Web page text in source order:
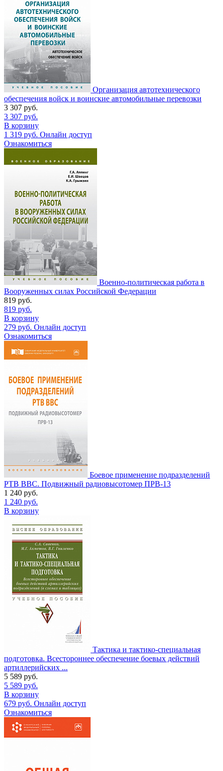
Организация автотехнического
обеспечения войск и воинские автомобильные перевозки
3 307 руб.
3 307 руб.
В корзину
1 319 руб. Онлайн доступ
Ознакомиться
Военно-политическая работа в
Вооруженных силах Российской Федерации
819 руб.
819 руб.
В корзину
279 руб. Онлайн доступ
Ознакомиться
Боевое применение подразделений
РТВ ВВС. Подвижный радиовысотомер ПРВ-13
1 240 руб.
1 240 руб.
В корзину
Тактика и тактико-специальная
подготовка. Всестороннее обеспечение боевых действий
артиллерийских ...
5 589 руб.
5 589 руб.
В корзину
679 руб. Онлайн доступ
Ознакомиться